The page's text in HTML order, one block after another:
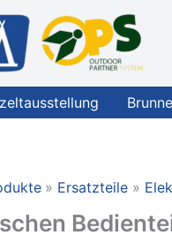
Ersatzteile